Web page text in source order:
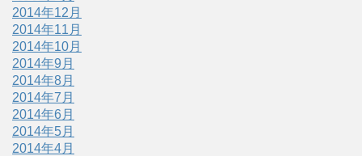
2014年12月
2014年11月
2014年10月
2014年9月
2014年8月
2014年7月
2014年6月
2014年5月
2014年4月